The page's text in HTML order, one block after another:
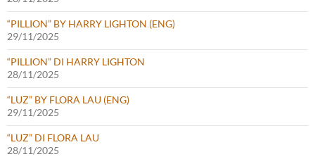
“PILLION” BY HARRY LIGHTON (ENG)
29/11/2025
“PILLION” DI HARRY LIGHTON
28/11/2025
“LUZ” BY FLORA LAU (ENG)
29/11/2025
“LUZ” DI FLORA LAU
28/11/2025